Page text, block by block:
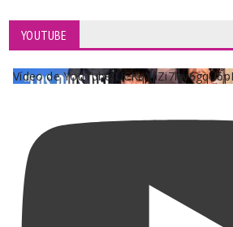
YOUTUBE
Vídeo de YouTube